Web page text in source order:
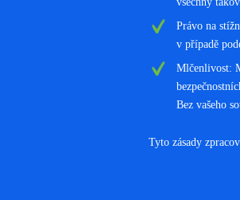
Právo na
v případě
Mlčenlivost:
Bez vašeho
Tyto zásady